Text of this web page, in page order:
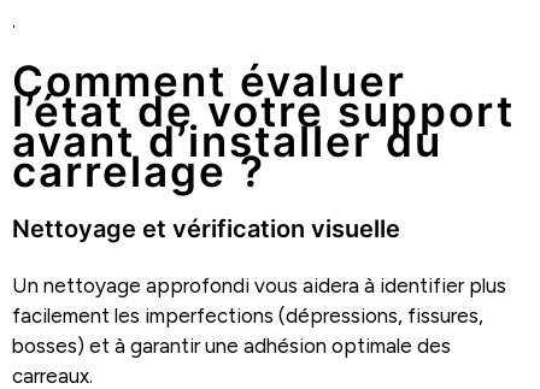
.
Comment évaluer
l’état de votre support
avant d’installer du
carrelage ?
Nettoyage et vérification visuelle
Un nettoyage approfondi vous aidera à identifier plus
facilement les imperfections (dépressions, fissures,
bosses) et à garantir une adhésion optimale des
carreaux.